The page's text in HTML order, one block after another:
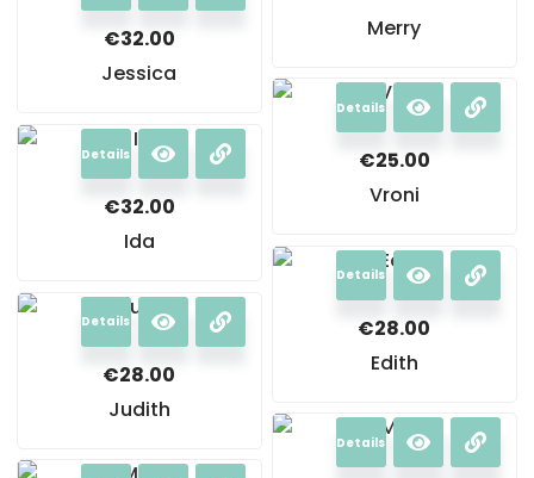
Merry
€32.00
Jessica
Details
€25.00
Vroni
Details
€32.00
Ida
Details
€28.00
Edith
Details
€28.00
Judith
Details